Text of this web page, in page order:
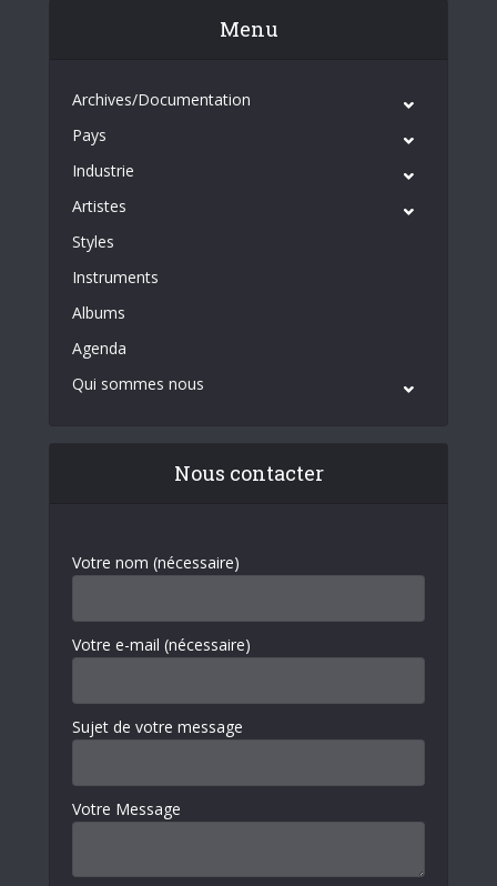
Menu
Archives/Documentation
Pays
Industrie
Artistes
Styles
Instruments
Albums
Agenda
Qui sommes nous
Nous contacter
Votre nom (nécessaire)
Votre e-mail (nécessaire)
Sujet de votre message
Votre Message